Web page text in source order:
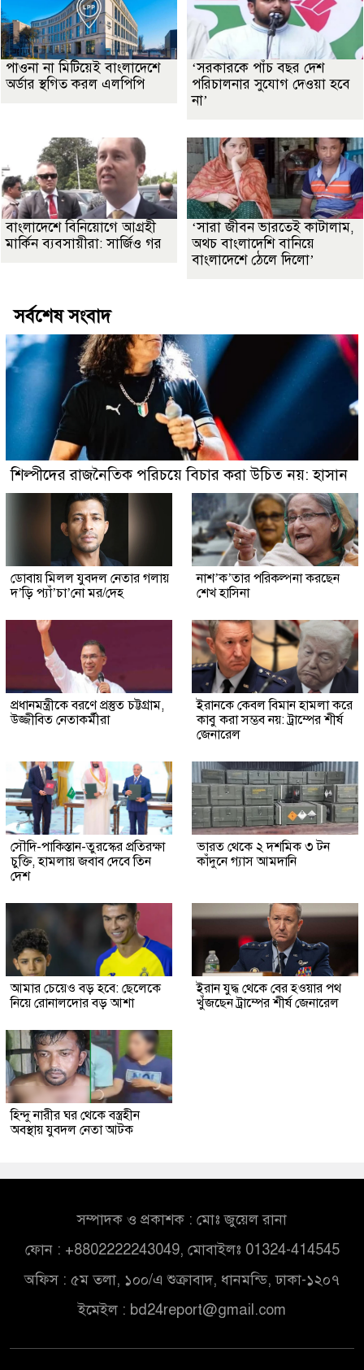
পাওনা না মিটিয়েই বাংলাদেশে
অর্ডার স্থগিত করল এলপিপি
‘সরকারকে পাঁচ বছর দেশ
পরিচালনার সুযোগ দেওয়া হবে
না’
বাংলাদেশে বিনিয়োগে আগ্রহী
মার্কিন ব্যবসায়ীরা: সার্জিও গর
‘সারা জীবন ভারতেই কাটালাম,
অথচ বাংলাদেশি বানিয়ে
বাংলাদেশে ঠেলে দিলো’
সর্বশেষ সংবাদ
শিল্পীদের রাজনৈতিক পরিচয়ে বিচার করা উচিত নয়: হাসান
ডোবায় মিলল যুবদল নেতার গলায়
দ’ড়ি প্যাঁ’চা’নো মর/দেহ
নাশ’ক’তার পরিকল্পনা করছেন
শেখ হাসিনা
প্রধানমন্ত্রীকে বরণে প্রস্তুত চট্টগ্রাম,
উজ্জীবিত নেতাকর্মীরা
ইরানকে কেবল বিমান হামলা করে
কাবু করা সম্ভব নয়: ট্রাম্পের শীর্ষ
জেনারেল
সৌদি-পাকিস্তান-তুরস্কের প্রতিরক্ষা
চুক্তি, হামলায় জবাব দেবে তিন
দেশ
ভারত থেকে ২ দশমিক ৩ টন
কাঁদুনে গ্যাস আমদানি
আমার চেয়েও বড় হবে: ছেলেকে
নিয়ে রোনালদোর বড় আশা
ইরান যুদ্ধ থেকে বের হওয়ার পথ
খুঁজছেন ট্রাম্পের শীর্ষ জেনারেল
হিন্দু নারীর ঘর থেকে বস্ত্রহীন
অবস্থায় যুবদল নেতা আটক
সম্পাদক ও প্রকাশক : মোঃ জুয়েল রানা
ফোন : +8802222243049, মোবাইলঃ 01324-414545
অফিস : ৫ম তলা, ১০০/এ শুক্রাবাদ, ধানমন্ডি, ঢাকা-১২০৭
ইমেইল : bd24report@gmail.com